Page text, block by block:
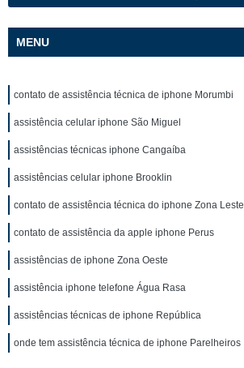
MENU
contato de assistência técnica de iphone Morumbi
assistência celular iphone São Miguel
assistências técnicas iphone Cangaíba
assistências celular iphone Brooklin
contato de assistência técnica do iphone Zona Leste
contato de assistência da apple iphone Perus
assistências de iphone Zona Oeste
assistência iphone telefone Água Rasa
assistências técnicas de iphone República
onde tem assistência técnica de iphone Parelheiros